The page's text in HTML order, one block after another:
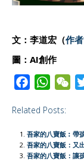
文：李道宏 （作
圖 ： AI創作
c
e
b
W
a
t
s
W
h
a
Related Posts:
吾家的八寶飯︰帶
吾家的八寶飯：又
吾家的八寶飯：讓